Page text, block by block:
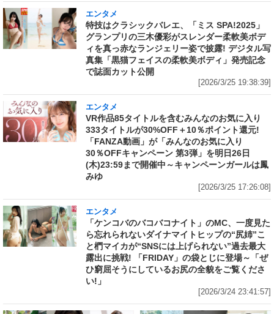
エンタメ
特技はクラシックバレエ、「ミス SPA!2025」
グランプリの三木優彩がスレンダー柔軟美ボデ
ィを真っ赤なランジェリー姿で披露! デジタル写
真集「黒猫フェイスの柔軟美ボディ」発売記念
で誌面カット公開
[2026/3/25 19:38:39]
エンタメ
VR作品85タイトルを含むみんなのお気に入り
333タイトルが30%OFF＋10％ポイント還元!
「FANZA動画」が「みんなのお気に入り
30％OFFキャンペーン 第3弾」を明日26日
(木)23:59まで開催中～キャンペーンガールは鳳
みゆ
[2026/3/25 17:26:08]
エンタメ
「ケンコバのバコバコナイト」のMC、一度見た
ら忘れられないダイナマイトヒップの“尻姉”こ
と椚マイカが“SNSには上げられない”過去最大
露出に挑戦! 「FRIDAY」の袋とじに登場～「ぜ
ひ窮屈そうにしているお尻の全貌をご覧くださ
い!」
[2026/3/24 23:41:57]